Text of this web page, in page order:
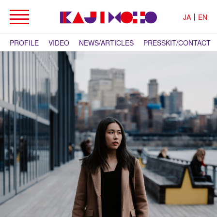
JA EN
PROFILE VIDEO NEWS/ARTICLES PRESSKIT/CONTACT